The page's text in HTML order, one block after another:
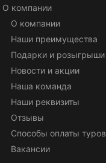
О компании
О компании
Наши преимущества
Подарки и розыгрыши
Новости и акции
Наша команда
Наши реквизиты
Отзывы
Способы оплаты туров
Вакансии